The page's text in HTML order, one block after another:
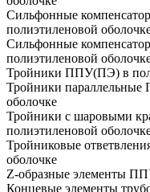
Сильфонные
полиэтиленовой
Сильфонные
полиэтиленовой
Тройники ППУ(ПЭ) в
Тройники
оболочке
Тройники с шаровыми
полиэтиленовой
Тройниковые
оболочке
Z-образные элементы
Концевые элементы